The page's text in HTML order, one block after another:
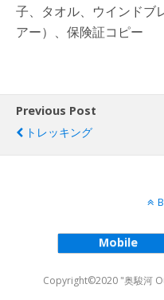
子、タオル、ウインドブ
アー）、保険証コピー
Previous Post
トレッキング
Mobile
Copyright©2020 "奥駿河